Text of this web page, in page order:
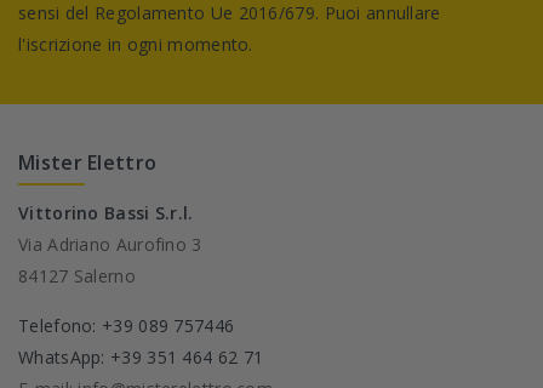
sensi del Regolamento Ue 2016/679. Puoi annullare
l'iscrizione in ogni momento.
Mister Elettro
Vittorino Bassi S.r.l.
Via Adriano Aurofino 3
84127 Salerno
Telefono: +39 089 757446
WhatsApp: +39 351 464 62 71